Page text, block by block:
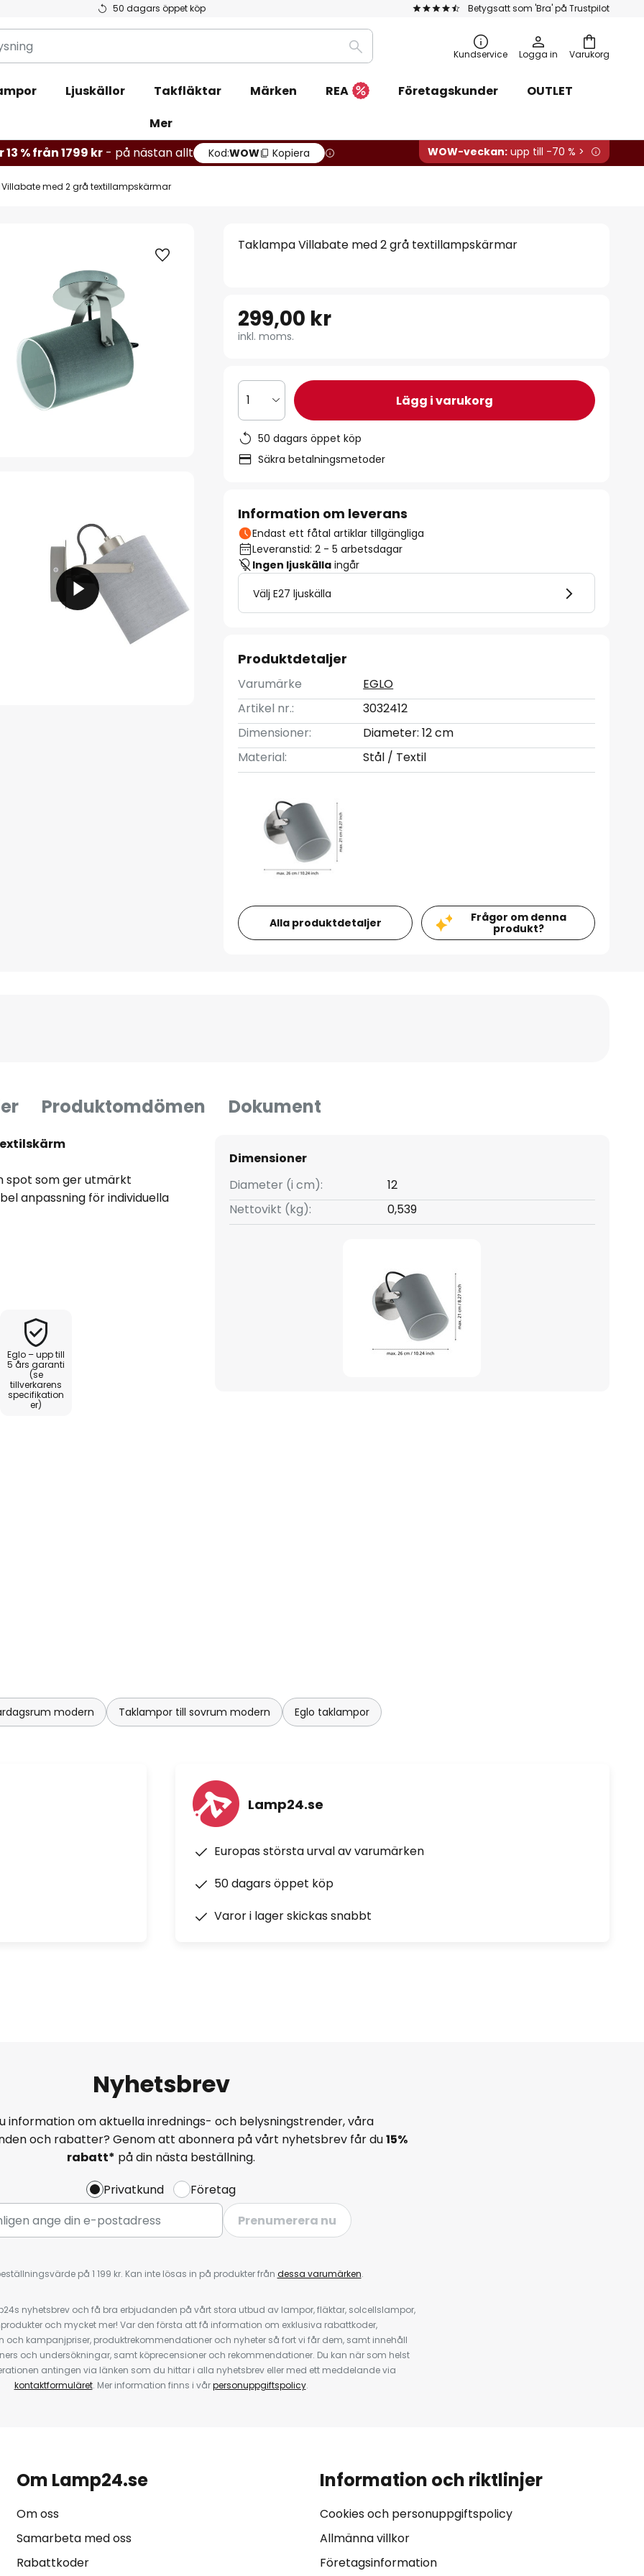
50 dagars öppet köp Betygsatt som 'Bra' på Trustpilot
Varukorg
Sök Kundservice Logga in
Ljuskällor Takfläktar Märken REA Företagskunder
OUTLET
Mer
% från 1799 kr - på nästan allt Kod:WOW Kopiera WOW-veckan: upp till -70 % >
med 2 grå textillampskärmar
Taklampa Villabate med 2 grå textillampskärmar
299,00 kr
inkl. moms.
1 Lägg i varukorg
50 dagars öppet köp
Säkra betalningsmetoder
Information om leverans
Endast ett fåtal artiklar tillgängliga
Leveranstid: 2 - 5 arbetsdagar
Ingen ljuskälla ingår
Välj E27 ljuskälla
Produktdetaljer
Varumärke
EGLO
Artikel nr.:
3032412
Dimensioner:
Diameter: 12 cm
Material:
Stål / Textil
Alla produktdetaljer
Frågor om denna
produkt?
Produktomdömen Dokument
spot som ger utmärkt
anpassning för individuella
runda stålfästet. Den
rikta in skärmen i rummet
Eglo – upp till
5 års garanti
(se
tillverkarens
specifikation
er)
Dimensioner
Diameter (i cm):
12
Nettovikt (kg):
0,539
modern Taklampor till sovrum modern Eglo taklampor
Lamp24.se
Europas största urval av varumärken
50 dagars öppet köp
Varor i lager skickas snabbt
Nyhetsbrev
information om aktuella inrednings- och belysningstrender, våra
och rabatter? Genom att abonnera på vårt nyhetsbrev får du15%
rabatt* på din nästa beställning.
Privatkund
Företag
Prenumerera nu
på 1 199 kr. Kan inte lösas in på produkter från dessa varumärken.
nyhetsbrev och få bra erbjudanden på vårt stora utbud av lampor, fläktar, solcellslampor,
och mycket mer! Var den första att få information om exklusiva rabattkoder,
och kampanjpriser, produktrekommendationer och nyheter så fort vi får dem, samt innehåll
och undersökningar, samt köprecensioner och rekommendationer. Du kan när som helst
antingen via länken som du hittar i alla nyhetsbrev eller med ett meddelande via
kontaktformuläret. Mer information finns i vårpersonuppgiftspolicy.
Om Lamp24.se
Om oss
Samarbeta med oss
Rabattkoder
Information och riktlinjer
Cookies och personuppgiftspolicy
Allmänna villkor
Företagsinformation